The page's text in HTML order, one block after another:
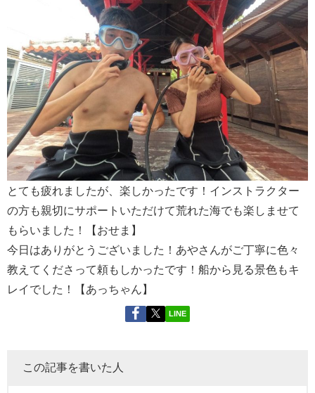
とても疲れましたが、楽しかったです！インストラクター
の方も親切にサポートいただけて荒れた海でも楽しませて
もらいました！【おせま】
今日はありがとうございました！あやさんがご丁寧に色々
教えてくださって頼もしかったです！船から見る景色もキ
レイでした！【あっちゃん】
LINE
この記事を書いた人